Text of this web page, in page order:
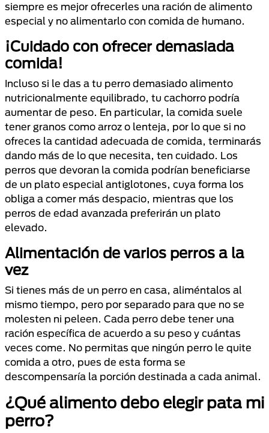
siempre es mejor ofrecerles una ración de alimento
especial y no alimentarlo con comida de humano.
¡Cuidado con ofrecer demasiada
comida!
Incluso si le das a tu perro demasiado alimento
nutricionalmente equilibrado, tu cachorro podría
aumentar de peso. En particular, la comida suele
tener granos como arroz o lenteja, por lo que si no
ofreces la cantidad adecuada de comida, terminarás
dando más de lo que necesita, ten cuidado. Los
perros que devoran la comida podrían beneficiarse
de un plato especial antiglotones, cuya forma los
obliga a comer más despacio, mientras que los
perros de edad avanzada preferirán un plato
elevado.
Alimentación de varios perros a la
vez
Si tienes más de un perro en casa, aliméntalos al
mismo tiempo, pero por separado para que no se
molesten ni peleen. Cada perro debe tener una
ración específica de acuerdo a su peso y cuántas
veces come. No permitas que ningún perro le quite
comida a otro, pues de esta forma se
descompensaría la porción destinada a cada animal.
¿Qué alimento debo elegir pata mi
perro?